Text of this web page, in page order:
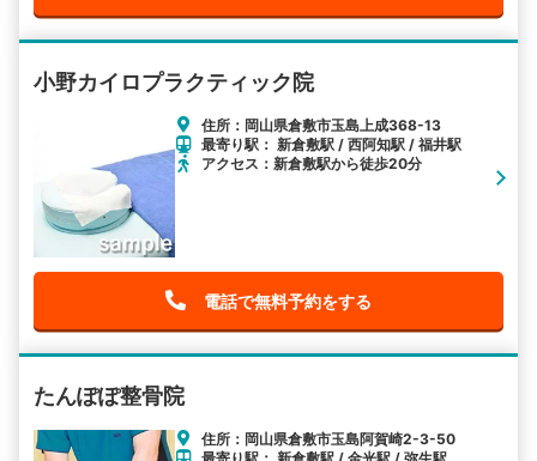
小野カイロプラクティック院
住所：岡山県倉敷市玉島上成368-13
最寄り駅： 新倉敷駅 / 西阿知駅 / 福井駅
アクセス：新倉敷駅から徒歩20分
電話で無料予約をする
たんぽぽ整骨院
住所：岡山県倉敷市玉島阿賀崎2-3-50